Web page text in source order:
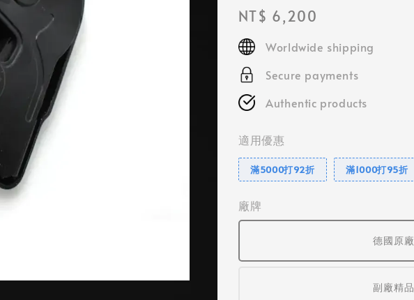
Regular
price
NT$ 6,200
Worldwide shipping
Secure payments
Authentic products
適用優惠
滿5000打92折 滿1000打95折
廠牌
德國原廠
副廠精品